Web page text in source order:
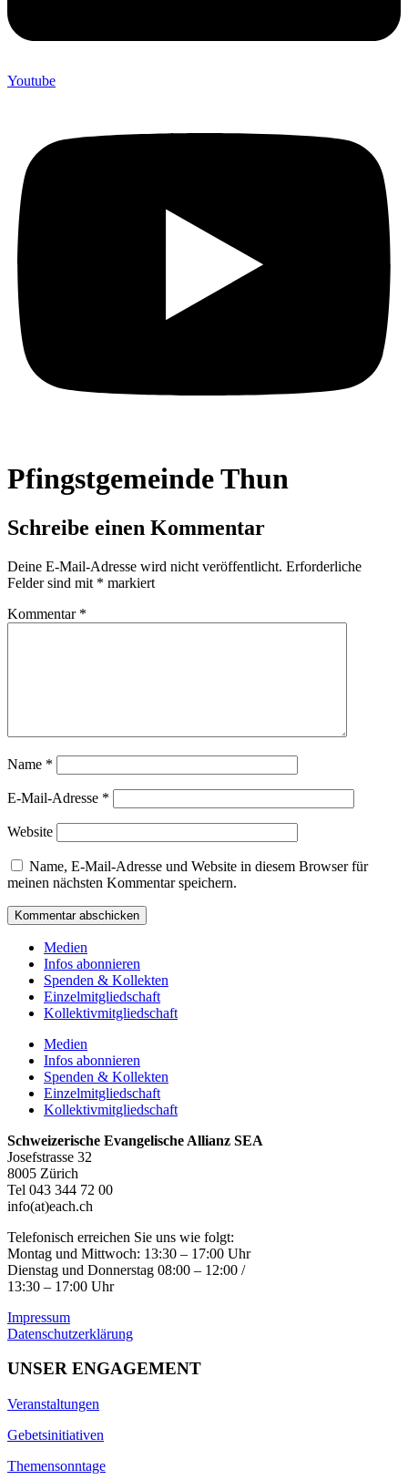
Youtube
Pfingstgemeinde Thun
Schreibe einen Kommentar
Deine E-Mail-Adresse wird nicht veröffentlicht. Erforderliche
Felder sind mit * markiert
Kommentar *
Name *
E-Mail-Adresse *
Website
Name, E-Mail-Adresse und Website in diesem Browser für
meinen nächsten Kommentar speichern.
Medien
Infos abonnieren
Spenden & Kollekten
Einzelmitgliedschaft
Kollektivmitgliedschaft
Medien
Infos abonnieren
Spenden & Kollekten
Einzelmitgliedschaft
Kollektivmitgliedschaft
Schweizerische Evangelische Allianz SEA
Josefstrasse 32
8005 Zürich
Tel 043 344 72 00
info(at)each.ch
Telefonisch erreichen Sie uns wie folgt:
Montag und Mittwoch: 13:30 – 17:00 Uhr
Dienstag und Donnerstag 08:00 – 12:00 /
13:30 – 17:00 Uhr
Impressum
Datenschutzerklärung
UNSER ENGAGEMENT
Veranstaltungen
Gebetsinitiativen
Themensonntage